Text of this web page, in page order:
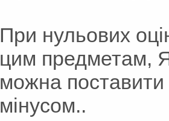
При нульових
цим предметам,
можна
мінусом..